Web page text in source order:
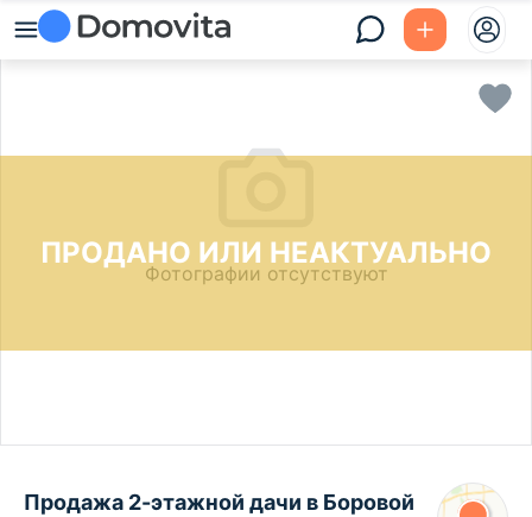
ПРОДАНО ИЛИ НЕАКТУАЛЬНО
Фотографии отсутствуют
Продажа 2-этажной дачи в Боровой